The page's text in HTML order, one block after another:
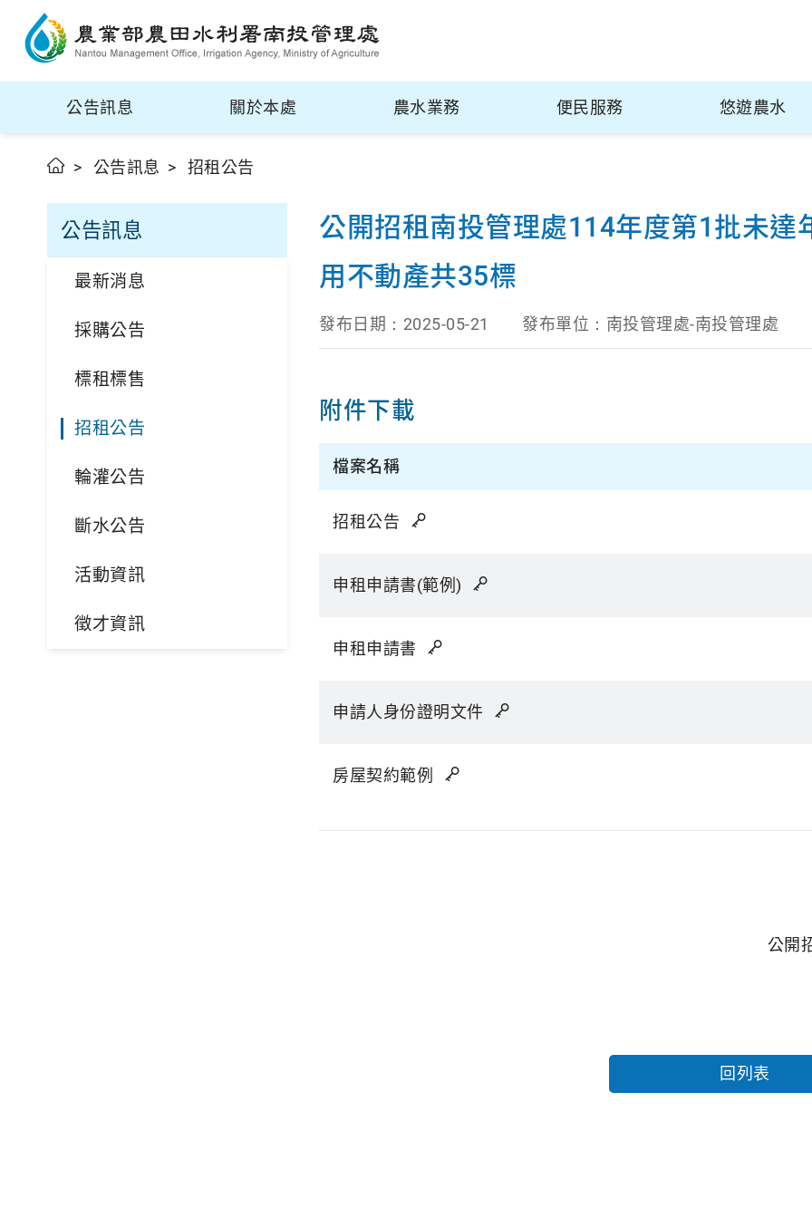
公告訊息 關於本處 農水業務 便民服務 悠遊農水
公告訊息 招租公告
公告訊息
最新消息
採購公告
標租標售
招租公告
輪灌公告
斷水公告
活動資訊
徵才資訊
公開招租南投管理處114年度第1批未達
用不動產共35標
發布日期： 2025-05-21 發布單位： 南投管理處-南投管理處
附件下載
檔案名稱
招租公告
申租申請書(範例)
申租申請書
申請人身份證明文件
房屋契約範例
公開
回列表